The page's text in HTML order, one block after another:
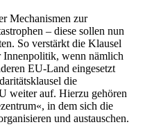
Mechanismen zur
– diese sollen nun
So verstärkt die Klausel
wenn nämlich
EU-Land eingesetzt
die
weiter auf. Hierzu gehören
in dem sich die
und austauschen.